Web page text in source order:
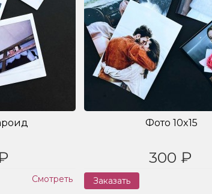
Смотреть
Фото 10x15
300 ₽
Заказать